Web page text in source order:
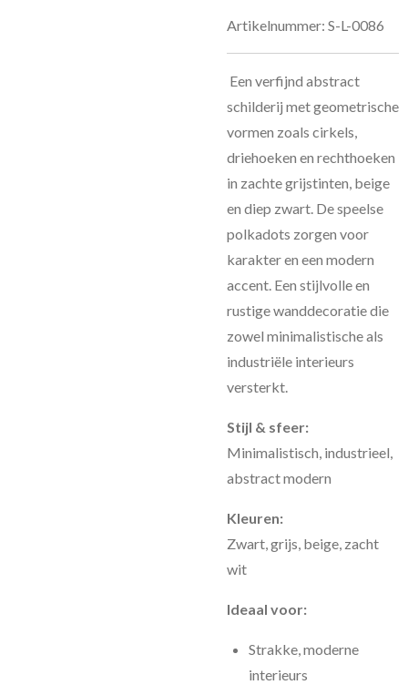
Artikelnummer: S-L-0086
Een verfijnd abstract
schilderij met geometrische
vormen zoals cirkels,
driehoeken en rechthoeken
in zachte grijstinten, beige
en diep zwart. De speelse
polkadots zorgen voor
karakter en een modern
accent. Een stijlvolle en
rustige wanddecoratie die
zowel minimalistische als
industriële interieurs
versterkt.
Stijl & sfeer:
Minimalistisch, industrieel,
abstract modern
Kleuren:
Zwart, grijs, beige, zacht
wit
Ideaal voor:
Strakke, moderne
interieurs